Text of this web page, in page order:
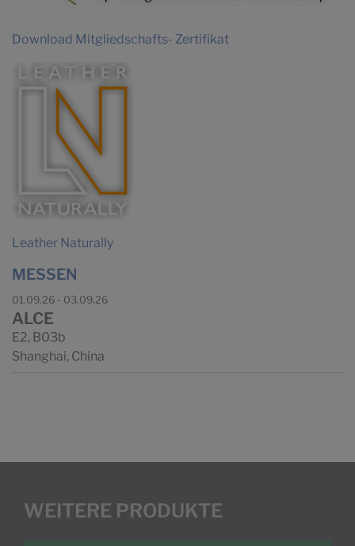
Download Mitgliedschafts- Zertifikat
Leather Naturally
MESSEN
01.09.26 - 03.09.26
ALCE
E2, B03b
Shanghai, China
WEITERE PRODUKTE